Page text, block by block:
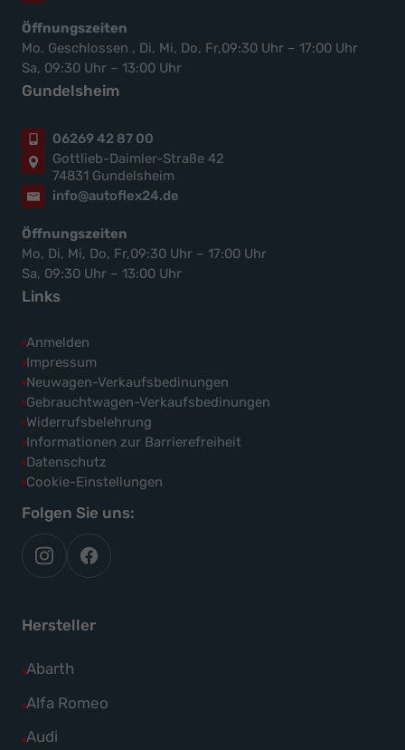
Öffnungszeiten
Mo. Geschlossen , Di, Mi, Do, Fr,09:30 Uhr – 17:00 Uhr
Sa, 09:30 Uhr – 13:00 Uhr
Gundelsheim
06269 42 87 00
Gottlieb-Daimler-Straße 42
74831 Gundelsheim
info@autoflex24.de
Öffnungszeiten
Mo, Di, Mi, Do, Fr,09:30 Uhr – 17:00 Uhr
Sa, 09:30 Uhr – 13:00 Uhr
Links
Anmelden
Impressum
Neuwagen-Verkaufsbedinungen
Gebrauchtwagen-Verkaufsbedinungen
Widerrufsbelehrung
Informationen zur Barrierefreiheit
Datenschutz
Cookie-Einstellungen
Folgen Sie uns:
autoflex
auf
autoflex24
auf
Hersteller
Abarth
Alle
Fahrzeuge
Alfa Romeo
Alle
Fahrzeuge
Audi
Alle